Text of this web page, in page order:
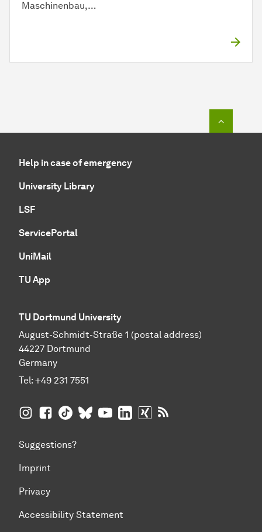
Maschinenbau,…
Help in case of emergency
University Library
LSF
ServicePortal
UniMail
TU App
TU Dortmund University
August-Schmidt-Straße 1 (postal address)
44227 Dortmund
Germany
Tel: +49 231 7551
TU Dortmund University on Instagram
TU Dortmund University on Facebook
TU Dortmund University on TikTok
TU Dortmund University on BlueSky
TU Dortmund University on
TU Dortmund University on
TU Dortmund University
Suggestions?
Imprint
Privacy
Accessibility Statement